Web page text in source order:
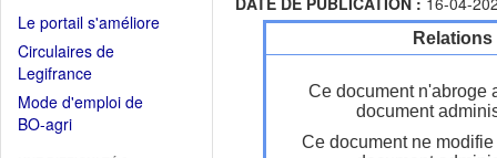
Le portail s'améliore(Fichier
Circulaires de
Legifrance(Ouvrir
dans
une
Mode d'emploi de
BO-agri(Ouvrir
Ce document n'abroge
document
Ce document ne